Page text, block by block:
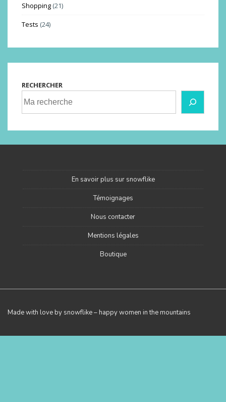
Shopping (21)
Tests (24)
RECHERCHER
En savoir plus sur snowflike
Témoignages
Nous contacter
Mentions légales
Boutique
Made with love by snowflike – happy women in the mountains